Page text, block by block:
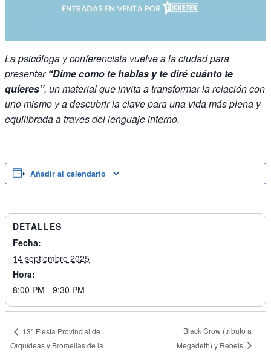
La psicóloga y conferencista vuelve a la ciudad para
presentar “Dime como te hablas y te diré cuánto te
quieres”, un material que invita a transformar la relación con
uno mismo y a descubrir la clave para una vida más plena y
equilibrada a través del lenguaje interno.
Añadir al calendario
DETALLES
Fecha:
14 septiembre 2025
Hora:
8:00 PM - 9:30 PM
13° Fiesta Provincial de
Orquídeas y Bromelias de la
Black Crow (tributo a
Megadeth) y Rebels